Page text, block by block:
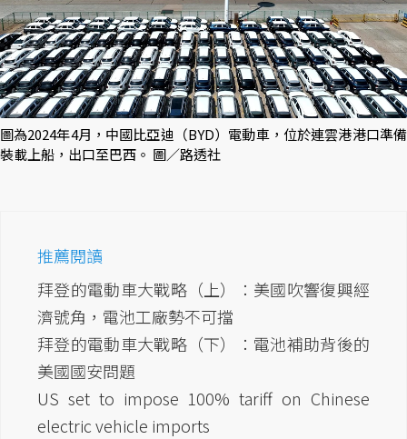
圖為2024年4月，中國比亞迪（BYD）電動車，位於連雲港港口準備
裝載上船，出口至巴西。 圖／路透社
推薦閱讀
拜登的電動車大戰略（上）：美國吹響復興經
濟號角，電池工廠勢不可擋
拜登的電動車大戰略（下）：電池補助背後的
美國國安問題
US set to impose 100% tariff on Chinese
electric vehicle imports